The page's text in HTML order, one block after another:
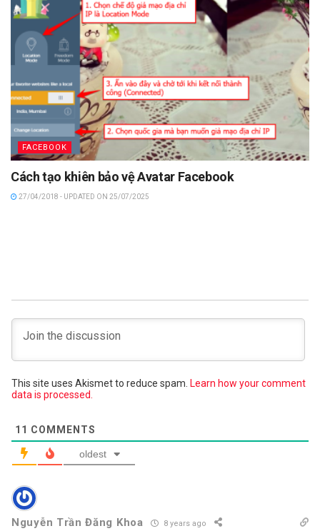
FACEBOOK
Cách tạo khiên bảo vệ Avatar Facebook
27/04/2018 - UPDATED ON 25/07/2025
This site uses Akismet to reduce spam. Learn how your comment
data is processed.
11 COMMENTS
oldest
Nguyễn Trần Đăng Khoa 8 years ago